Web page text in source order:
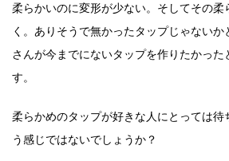
柔らかいのに変形が少ない。そしてその柔
く。 ありそうで無かったタップじゃないか
さんが今までにないタップを作りたかった
す。
柔らかめのタップが好きな人にとっては待
う感じではないでしょうか？